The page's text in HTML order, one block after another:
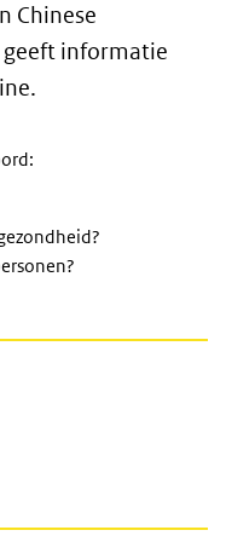
Chinese
informatie